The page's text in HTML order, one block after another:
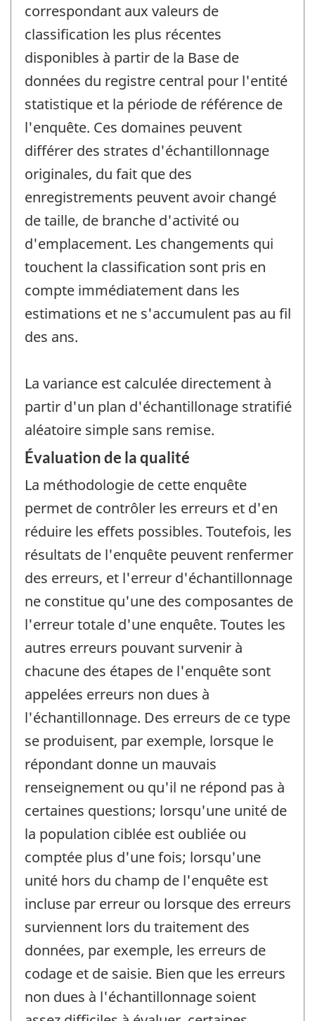
correspondant aux valeurs de
classification les plus récentes
disponibles à partir de la Base de
données du registre central pour l'entité
statistique et la période de référence de
l'enquête. Ces domaines peuvent
différer des strates d'échantillonnage
originales, du fait que des
enregistrements peuvent avoir changé
de taille, de branche d'activité ou
d'emplacement. Les changements qui
touchent la classification sont pris en
compte immédiatement dans les
estimations et ne s'accumulent pas au fil
des ans.
La variance est calculée directement à
partir d'un plan d'échantillonage stratifié
aléatoire simple sans remise.
Évaluation de la qualité
La méthodologie de cette enquête
permet de contrôler les erreurs et d'en
réduire les effets possibles. Toutefois, les
résultats de l'enquête peuvent renfermer
des erreurs, et l'erreur d'échantillonnage
ne constitue qu'une des composantes de
l'erreur totale d'une enquête. Toutes les
autres erreurs pouvant survenir à
chacune des étapes de l'enquête sont
appelées erreurs non dues à
l'échantillonnage. Des erreurs de ce type
se produisent, par exemple, lorsque le
répondant donne un mauvais
renseignement ou qu'il ne répond pas à
certaines questions; lorsqu'une unité de
la population ciblée est oubliée ou
comptée plus d'une fois; lorsqu'une
unité hors du champ de l'enquête est
incluse par erreur ou lorsque des erreurs
surviennent lors du traitement des
données, par exemple, les erreurs de
codage et de saisie. Bien que les erreurs
non dues à l'échantillonnage soient